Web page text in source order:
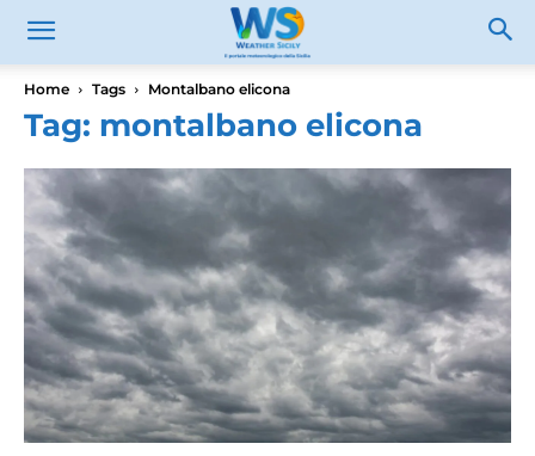
Home Tags Montalbano elicona
Tag: montalbano elicona